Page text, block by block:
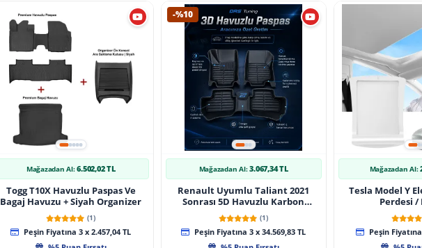
Mağazadan Al: 6.502,02 TL
Togg T10X Havuzlu Paspas Ve
Bagaj Havuzu + Siyah Organizer
(1)
Peşin Fiyatına 3 x 2.457,04 TL
-%10
Mağazadan Al: 3.067,34 TL
Renault Uyumlu Taliant 2021
Sonrası 5D Havuzlu Karbon
Dizayn Paspas Seti
(1)
Peşin Fiyatına 3 x 34.569,83 TL
Mağazadan Al:
Tesla Model Y
Perdesi /
Peşin